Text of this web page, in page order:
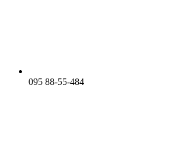
095 88-55-484